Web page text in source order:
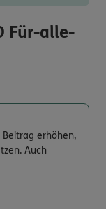
Für-alle-
erhöhen,
Auch